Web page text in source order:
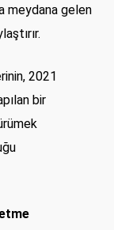
meydana gelen
2021
bir